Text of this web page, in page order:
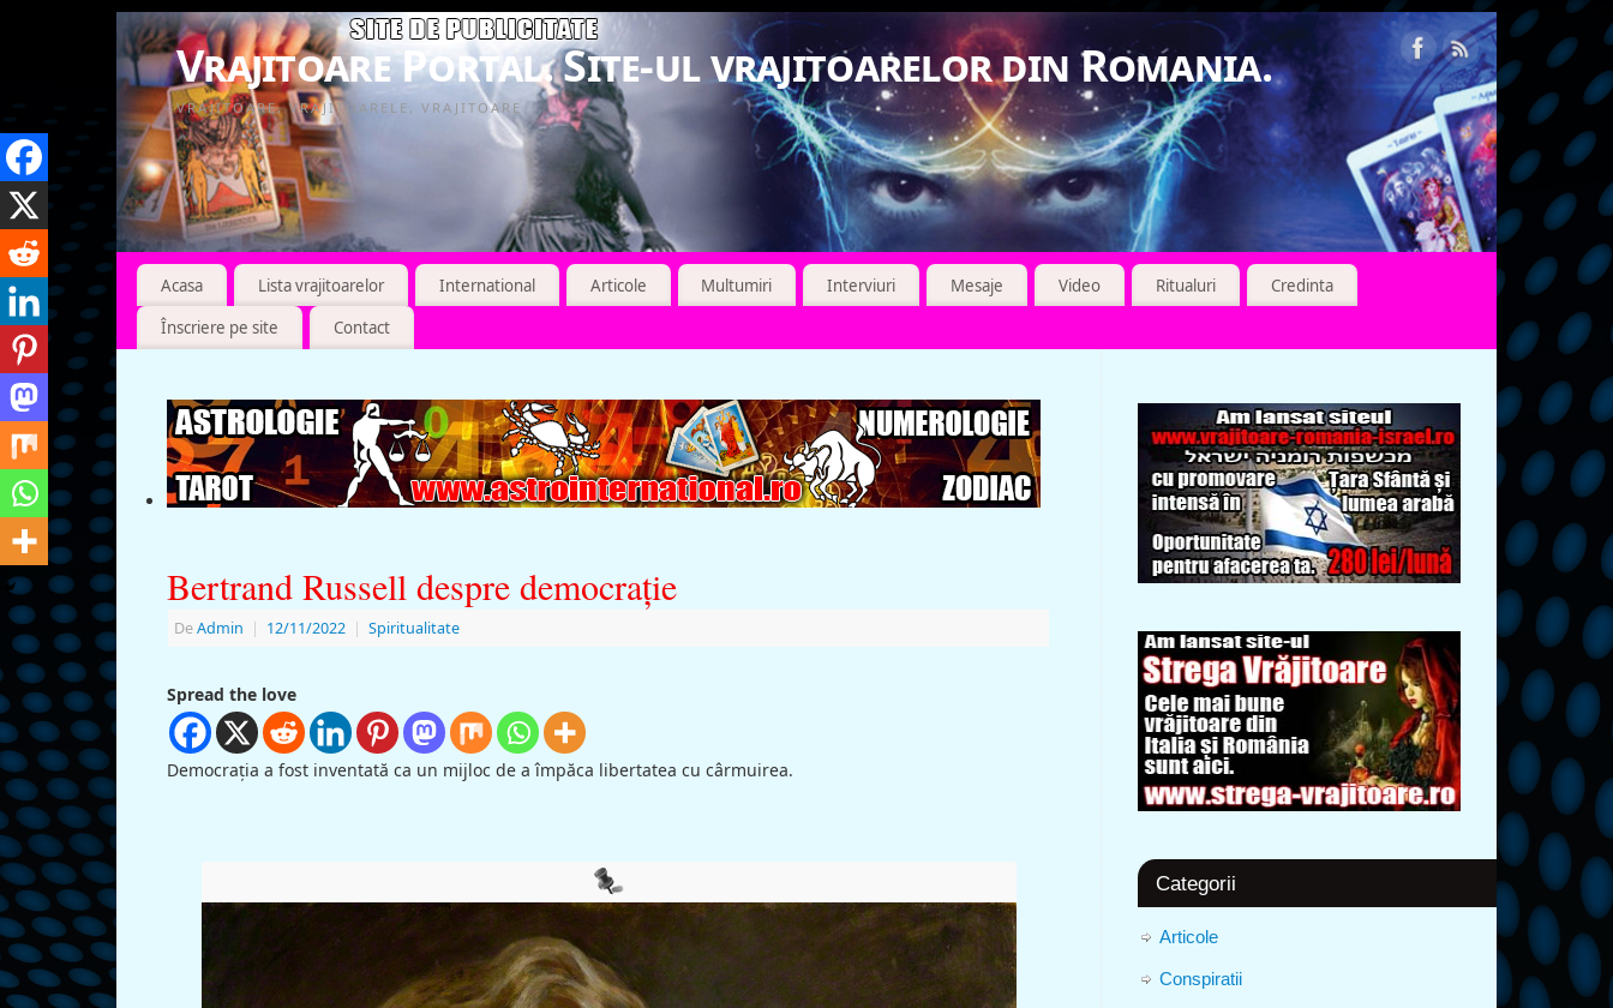
Vrajitoare Portal. Site-ul vrajitoarelor din Romania.
VRAJITOARE, VRAJITOARELE, VRAJITOARE
Acasa Lista vrajitoarelor International Articole Multumiri Interviuri Mesaje Video Ritualuri
Credinta
Înscriere pe site
Contact
Bertrand Russell despre democraţie
DeAdmin | 12/11/2022 | Spiritualitate
Spread the love
Democraţia a fost inventată ca un mijloc de a împăca libertatea cu cârmuirea.
Categorii
Articole
Conspiratii